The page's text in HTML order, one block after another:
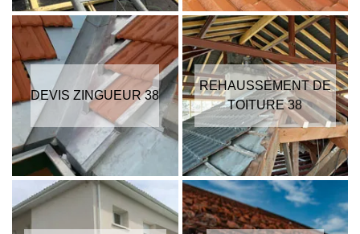
DEVIS ZINGUEUR 38
REHAUSSEMENT DE
TOITURE 38